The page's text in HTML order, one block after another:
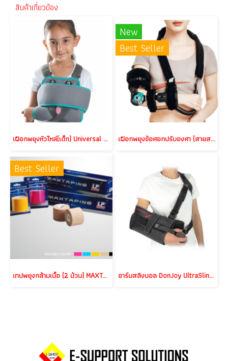
สินค้าเกี่ยวข้อง
เฝือกพยุงหัวไหล่(เด็ก) Universal Shoulder immobilizer(Child)
New
Best Seller
เฝือกพยุงข้อศอกปรับองศา (สายสะพายพักมือยืดได้) R.O.M. Elbow Brace III
Best Seller
เทปพยุงกล้ามเนื้อ (2 ม้วน) MAXTAPING (2 Rolls) อาร์มสลิงบอล DonJoy UltraSling PRO